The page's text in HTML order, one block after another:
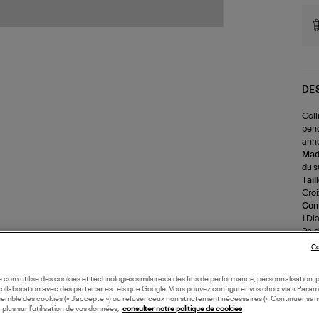
du
1
Il
utilise des cookies et technologies similaires à des fins de performance, personnalisation,
avec des partenaires tels que Google. Vous pouvez configurer vos choix via «
des cookies (« J’accepte ») ou refuser ceux non strictement nécessaires (« Continuer
plus sur l’utilisation de vos données, consulter notre politique de cookies